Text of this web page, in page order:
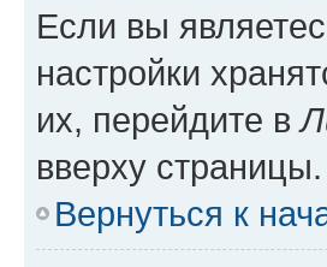
Если вы
настройки
их, перейдите в
вверху
Вернуться к